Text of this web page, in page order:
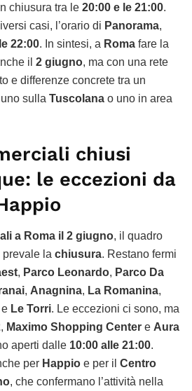
chiusura tra le 20:00 e le 21:00.
casi, l’orario di Panorama,
22:00. In sintesi, a Roma fare la
il 2 giugno, ma con una rete
e differenze concrete tra un
uno sulla Tuscolana o uno in area
chiusi
le eccezioni da
a Roma il 2 giugno, il quadro
la chiusura. Restano fermi
, Parco Leonardo, Parco Da
, Anagnina, La Romanina,
e Le Torri. Le eccezioni ci sono, ma
, Maximo Shopping Center e Aura
aperti dalle 10:00 alle 21:00.
per Happio e per il Centro
, che confermano l’attività nella